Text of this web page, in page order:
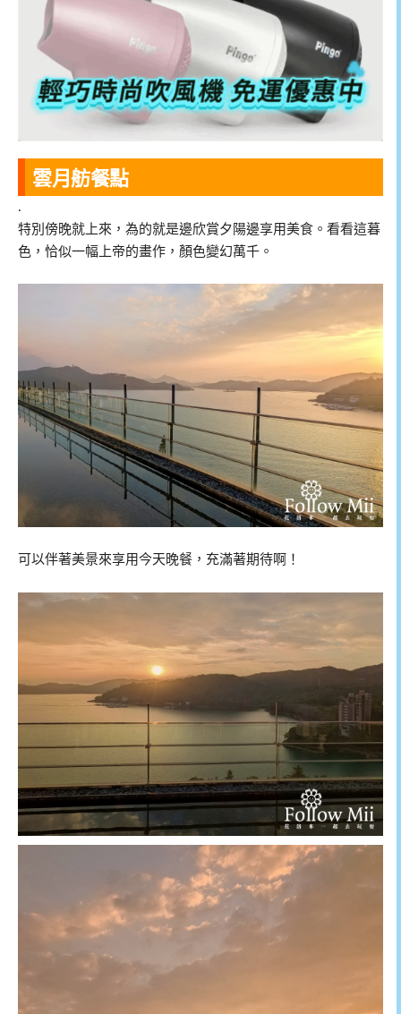
雲月舫餐點
.
特別傍晚就上來，為的就是邊欣賞夕陽邊享用美食。看看這暮
色，恰似一幅上帝的畫作，顏色變幻萬千。
可以伴著美景來享用今天晚餐，充滿著期待啊！